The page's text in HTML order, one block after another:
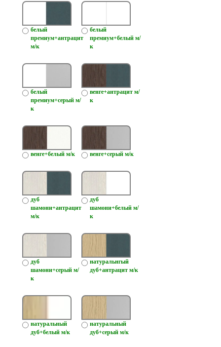
белый
премиум+антрацит
м/к
белый
премиум+белый м/
к
белый
премиум+серый м/
к
венге+антрацит м/
к
венге+белый м/к венге+серый м/к
дуб
шамони+антрацит
м/к
дуб
шамони+белый м/
к
дуб
шамони+серый м/
к
натуральнгый
дуб+антрацит м/к
натуральный
дуб+белый м/к
натуральный
дуб+серый м/к